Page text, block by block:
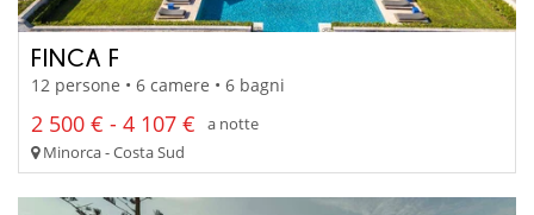
FINCA F
12 persone • 6 camere • 6 bagni
2 500 € - 4 107 €
a notte
Minorca - Costa Sud